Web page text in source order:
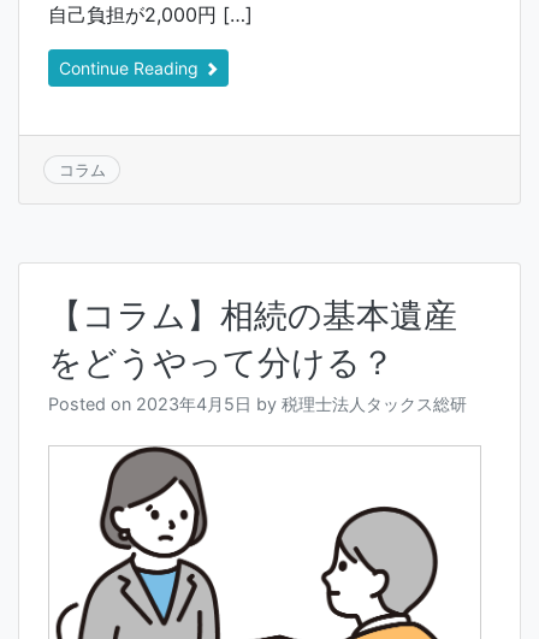
自己負担が2,000円 […]
Continue Reading
コラム
【コラム】相続の基本遺産
をどうやって分ける？
Posted on 2023年4月5日 by 税理士法人タックス総研